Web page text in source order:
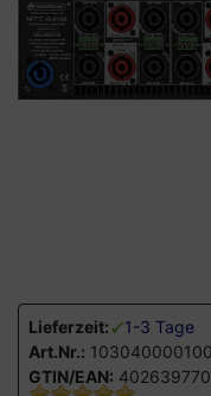
Lieferzeit:
1-3 Tage
Art.Nr.:
GTIN/EAN: